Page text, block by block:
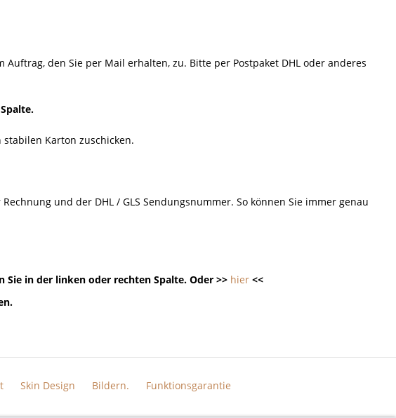
den Sie per Mail erhalten, zu. Bitte per Postpaket DHL oder anderes
Karton zuschicken.
und der DHL / GLS Sendungsnummer. So können Sie immer genau
in der linken oder rechten Spalte. Oder >> hier <<
Skin Design Bildern. Funktionsgarantie